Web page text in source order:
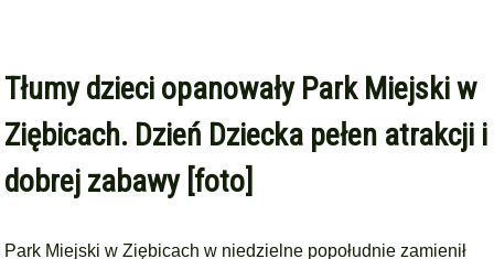
Tłumy dzieci opanowały Park Miejski w
Ziębicach. Dzień Dziecka pełen atrakcji i
dobrej zabawy [foto]
Park Miejski w Ziębicach w niedzielne popołudnie zamienił